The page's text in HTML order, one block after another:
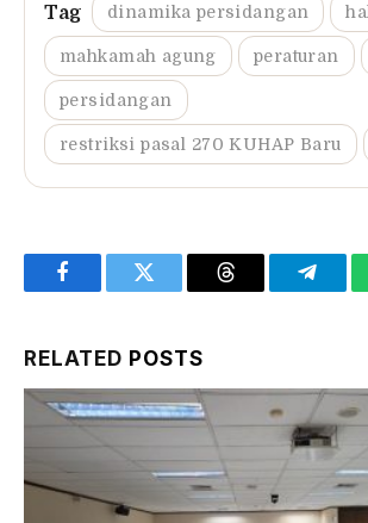
dinamika persidangan
mahkamah agung peraturan
persidangan
restriksi pasal 270 KUHAP Baru
FacebookTwitter Threads
RELATED POSTS